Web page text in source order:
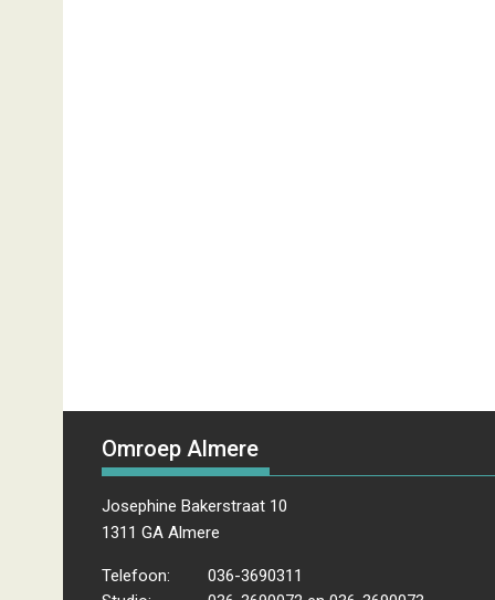
Omroep Almere
Josephine Bakerstraat 10
1311 GA Almere
Telefoon:
036-3690311